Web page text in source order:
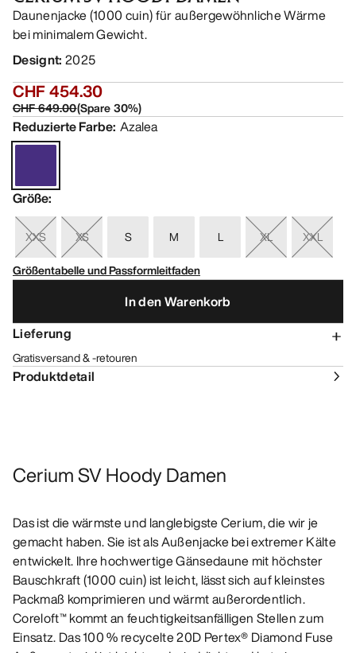
Daunenjacke (1000 cuin) für außergewöhnliche Wärme
bei minimalem Gewicht.
Designt: 2025
CHF 454.30
CHF 649.00(Spare30%)
Reduzierte Farbe: Azalea
Größe:
XXS XS S M L XL
XXL
Größentabelle und Passformleitfaden
In den Warenkorb
Lieferung
Gratisversand & -retouren
Produktdetail
Cerium SV Hoody Damen
Das ist die wärmste und langlebigste Cerium, die wir je
gemacht haben. Sie ist als Außenjacke bei extremer Kälte
entwickelt. Ihre hochwertige Gänsedaune mit höchster
Bauschkraft (1000 cuin) ist leicht, lässt sich auf kleinstes
Packmaß komprimieren und wärmt außerordentlich.
Coreloft™ kommt an feuchtigkeitsanfälligen Stellen zum
Einsatz. Das 100 % recycelte 20D Pertex® Diamond Fuse